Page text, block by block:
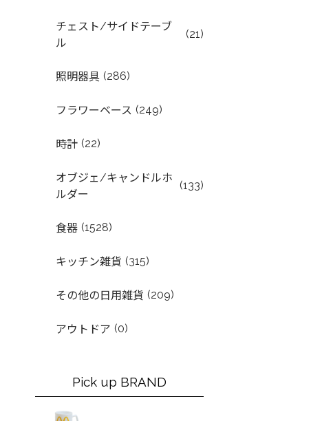
チェスト/サイドテーブ
ル
(21)
照明器具 (286)
フラワーベース (249)
時計 (22)
オブジェ/キャンドルホ
ルダー
(133)
食器 (1528)
キッチン雑貨 (315)
その他の日用雑貨 (209)
アウトドア (0)
Pick up BRAND